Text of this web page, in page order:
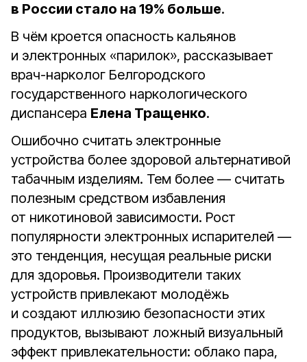
в России стало на 19% больше.
В чём кроется опасность кальянов
и электронных «парилок», рассказывает
врач-нарколог Белгородского
государственного наркологического
диспансера Елена Тращенко.
Ошибочно считать электронные
устройства более здоровой альтернативой
табачным изделиям. Тем более — считать
полезным средством избавления
от никотиновой зависимости. Рост
популярности электронных испарителей —
это тенденция, несущая реальные риски
для здоровья. Производители таких
устройств привлекают молодёжь
и создают иллюзию безопасности этих
продуктов, вызывают ложный визуальный
эффект привлекательности: облако пара,